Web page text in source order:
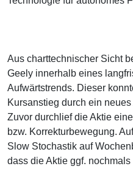
Aus charttechnischer Sicht
Geely innerhalb eines
Aufwärtstrends. Dieser
Kursanstieg durch ein
Zuvor durchlief die Aktie
bzw. Korrekturbewegung.
Slow Stochastik auf
dass die Aktie ggf.